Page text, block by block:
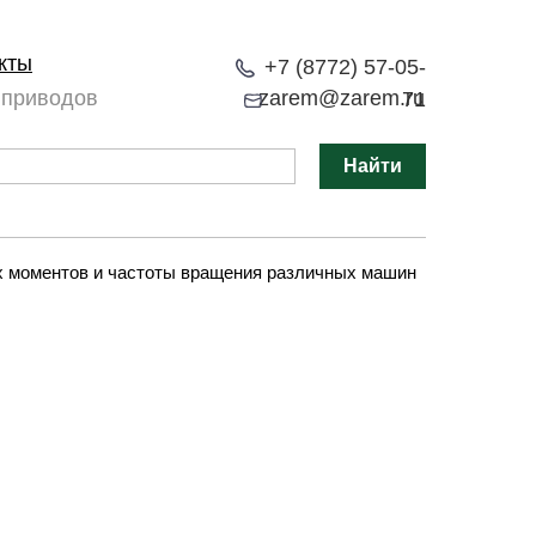
+7 (8772) 57-05-
71
zarem@zarem.ru
Найти
моментов и частоты вращения различных машин